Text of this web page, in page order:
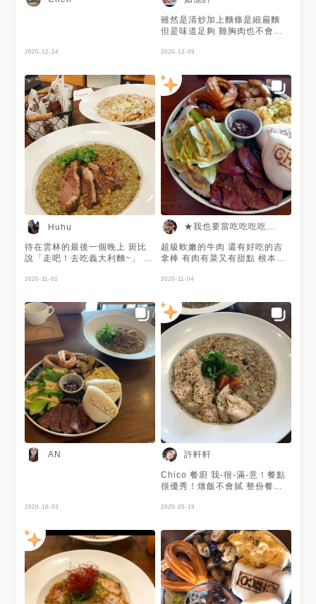
2020-12-24
雖然是清炒加上麵條是細扁麵
但是味道足夠 雞胸肉也不會乾
2020-12-09
Huhu
待在雲林的最後一個晚上 斑比
說「走吧！去吃義大利麵~」 果
十幾天的假期結束了 明天開始
2020-11-01
★我也要當吃吃吃吃貨☆
超級軟嫩的牛肉 還有好吃的吉
拿棒 有肉有菜又有甜點 根本是
2020-11-04
AN
2020-10-03
許軒軒
Chico 餐廚 我-很-滿-意！餐點
很優秀！燉飯不會膩 整份餐點
位，我個人認為 很超值
露飯 $240 蔓蔓喜歡妳（綜合莓
果飲） $120 +$79升級套餐 湯
品、麵包、沙拉、紅茶 綠茶擇
一（可選其他飲料 折50元） 單
點 紐奧良雞翅 $100
2020-05-19